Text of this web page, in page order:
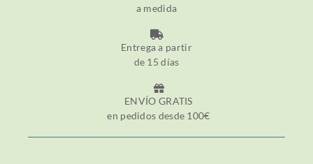
a medida
Entrega a partir
de 15 días
ENVÍO GRATIS
en pedidos desde 100€